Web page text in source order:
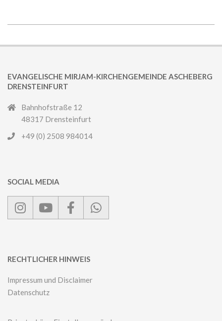
02-
EVANGELISCHE MIRJAM-KIRCHENGEMEINDE ASCHEBERG
DRENSTEINFURT
Bahnhofstraße 12
48317 Drensteinfurt
+49 (0) 2508 984014
SOCIAL MEDIA
RECHTLICHER HINWEIS
Impressum und Disclaimer
Datenschutz